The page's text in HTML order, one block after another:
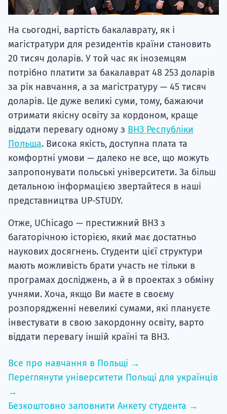
На сьогодні, вартість бакалаврату, як і
магістратури для резидентів країни становить
20 тисяч доларів. У той час як іноземцям
потрібно платити за бакалаврат 48 253 доларів
за рік навчання, а за магістратуру — 45 тисяч
доларів. Це дуже великі суми, тому, бажаючи
отримати якісну освіту за кордоном, краще
віддати перевагу одному з ВНЗ Республіки
Польща. Висока якість, доступна плата та
комфортні умови — далеко не все, що можуть
запропонувати польські університети. За більш
детальною інформацією звертайтеся в наші
представництва UP-STUDY.
Отже, UChicago — престижний ВНЗ з
багаторічною історією, який має достатньо
наукових досягнень. Студенти цієї структури
мають можливість брати участь не тільки в
програмах досліджень, а й в проектах з обміну
учнями. Хоча, якщо Ви маєте в своєму
розпорядженні невеликі сумами, які плануєте
інвестувати в свою закордонну освіту, варто
віддати перевагу іншій країні та ВНЗ.
Все про навчання в Польщі →
Переглянути університети Польщі для українців
→
Безкоштовно заповнити Анкету студента →